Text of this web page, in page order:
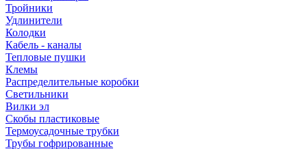
Тройники
Удлинители
Колодки
Кабель - каналы
Тепловые пушки
Клемы
Распределительные коробки
Светильники
Вилки эл
Скобы пластиковые
Термоусадочные трубки
Трубы гофрированные